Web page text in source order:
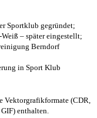
Sportklub gegründet;
– später eingestellt;
Berndorf
in Sport Klub
Vektorgrafikformate (CDR,
enthalten.